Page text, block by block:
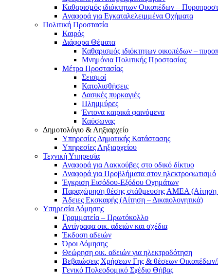
Καθαρισμός ιδιόκτητων Οικοπέδων –
Αναφορά για Εγκαταλελειμμένα Οχήματα
Πολιτική Προστασία
Καιρός
Διάφορα Θέματα
Καθαρισμός ιδιόκτητων οικοπέδων –
Μνημόνια Πολιτικής Προστασίας
Μέτρα Προστασίας
Σεισμοί
Κατολισθήσεις
Δασικές πυρκαγιές
Πλημμύρες
Έντονα καιρικά φαινόμενα
Καύσωνας
Δημοτολόγιο & Ληξιαρχείο
Υπηρεσίες Δημοτικής Κατάστασης
Υπηρεσίες Ληξιαρχείου
Τεχνική Υπηρεσία
Αναφορά για Λακκούβες στο οδικό δίκτυο
Αναφορά για Προβλήματα στον ηλεκτροφωτισμό
Έγκριση Εισόδου-Εξόδου Οχημάτων
Παραχώρηση θέσης στάθμευσης ΑΜΕΑ (Αίτηση –
Άδειες Εκσκαφής (Αίτηση – Δικαιολογητικά)
Υπηρεσία Δόμησης
Γραμματεία – Πρωτόκολλο
Αντίγραφα οικ. αδειών και σχέδια
Έκδοση αδειών
Όροι Δόμησης
Θεώρηση οικ. αδειών για ηλεκτροδότηση
Βεβαιώσεις Χρήσεων Γης & θέσεων
Γενικό Πολεοδομικό Σχέδιο Θήβας